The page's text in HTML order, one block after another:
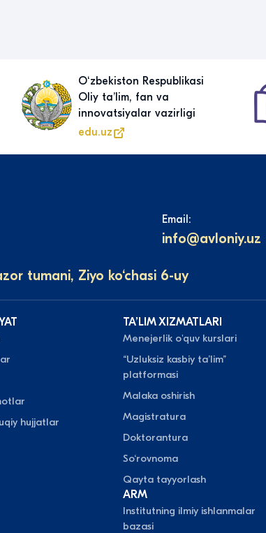
Maktabgacha va maktab
taʼlimi vazirigi
uzedu.uz
Email:
info@avloniy.uz
tumani, Ziyo ko‘chasi 6-uy
hujjatlar
TAʼLIM XIZMATLARI
Menejerlik o'quv kurslari
“Uzluksiz kasbiy taʼlim”
platformasi
Malaka oshirish
Magistratura
Doktorantura
So‘rovnoma
Qayta tayyorlash
ARM
Institutning ilmiy ishlanmalar
bazasi